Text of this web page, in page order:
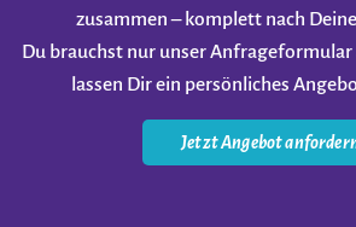
zusammen – komplett nach
Du brauchst nur unser
lassen Dir ein persönliches
Jetzt Angebot